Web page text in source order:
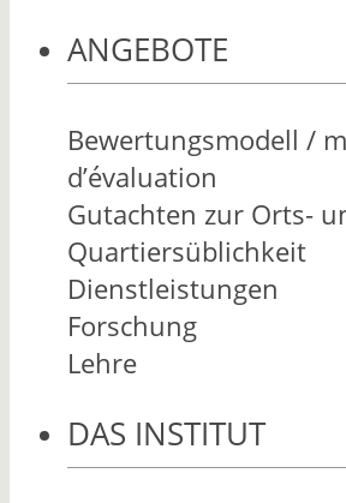
ANGEBOTE
Bewertungsmodell /
d’évaluation
Gutachten zur Orts-
Quartiersüblichkeit
Dienstleistungen
Forschung
Lehre
DAS INSTITUT